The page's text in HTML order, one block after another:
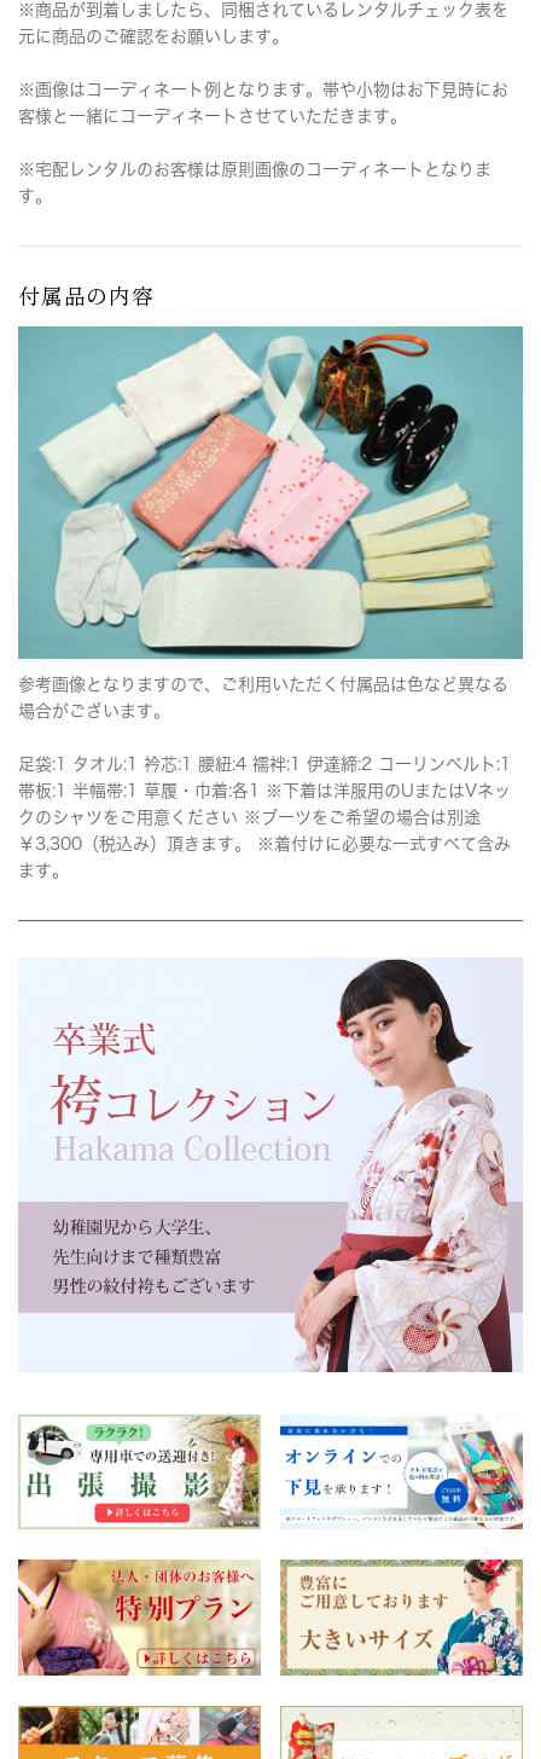
※商品が到着しましたら、同梱されているレンタルチェック表を
元に商品のご確認をお願いします。
※画像はコーディネート例となります。帯や小物はお下見時にお
客様と一緒にコーディネートさせていただきます。
※宅配レンタルのお客様は原則画像のコーディネートとなりま
す。
付属品の内容
参考画像となりますので、ご利用いただく付属品は色など異なる
場合がございます。
足袋:1 タオル:1 衿芯:1 腰紐:4 襦袢:1 伊達締:2 コーリンベルト:1
帯板:1 半幅帯:1 草履・巾着:各1 ※下着は洋服用のUまたはVネッ
クのシャツをご用意ください ※ブーツをご希望の場合は別途
￥3,300（税込み）頂きます。 ※着付けに必要な一式すべて含み
ます。